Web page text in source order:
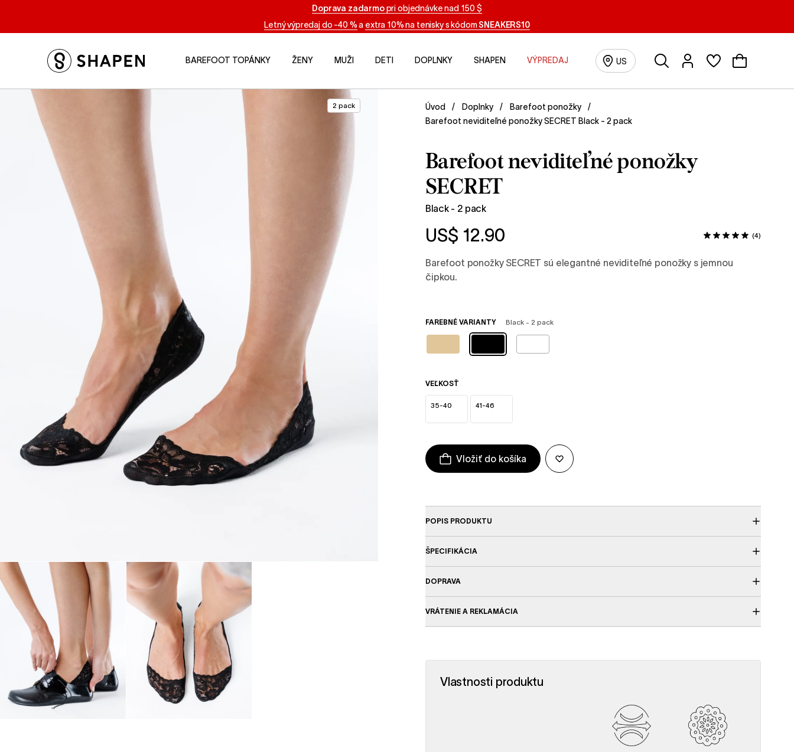
Doprava zadarmopri objednávke nad 150 $
Letný výpredaj do -40 %a extra 10% na tenisky s kódomSNEAKERS10
BAREFOOT TOPÁNKY ŽENY MUŽI DETI DOPLNKY SHAPEN VÝPREDAJ US VyhľadávaniePrihlásenie/Registrácia
2 pack Úvod Doplnky
Barefoot ponožky
Barefoot neviditeľné ponožky SECRET Black - 2 pack
Barefoot neviditeľné ponožky
SECRET
Black - 2 pack
US$ 12.90 (4)
Barefoot ponožky SECRET sú elegantné neviditeľné ponožky s jemnou
čipkou.
FAREBNÉ VARIANTY Black - 2 pack
VEĽKOSŤ
35-40 41-46
Vložiť do košíka
POPIS PRODUKTU
ŠPECIFIKÁCIA
DOPRAVA
VRÁTENIE A REKLAMÁCIA
Vlastnosti produktu